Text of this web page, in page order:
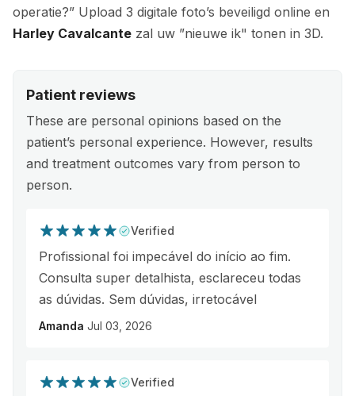
operatie?” Upload 3 digitale foto’s beveiligd online en
Harley Cavalcante zal uw ”nieuwe ik" tonen in 3D.
Patient reviews
These are personal opinions based on the
patient’s personal experience. However, results
and treatment outcomes vary from person to
person.
Verified
Profissional foi impecável do início ao fim.
Consulta super detalhista, esclareceu todas
as dúvidas. Sem dúvidas, irretocável
Amanda Jul 03, 2026
Verified